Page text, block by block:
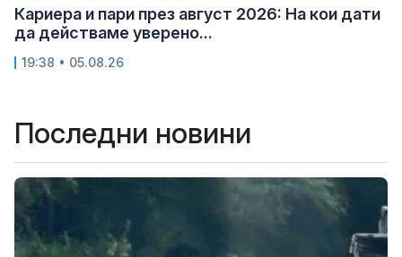
Кариера и пари през август 2026: На кои дати
да действаме уверено...
19:38 • 05.08.26
Последни новини